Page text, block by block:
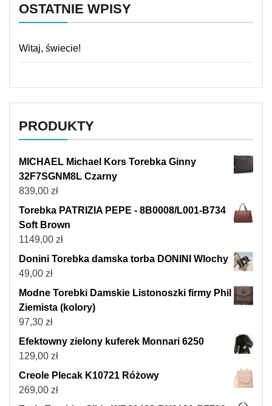
OSTATNIE WPISY
Witaj, świecie!
PRODUKTY
MICHAEL Michael Kors Torebka Ginny
32F7SGNM8L Czarny
839,00 zł
Torebka PATRIZIA PEPE - 8B0008/L001-B734
Soft Brown
1149,00 zł
Donini Torebka damska torba DONINI Wlochy
49,00 zł
Modne Torebki Damskie Listonoszki firmy Phil
Ziemista (kolory)
97,30 zł
Efektowny zielony kuferek Monnari 6250
129,00 zł
Creole Plecak K10721 Różowy
269,00 zł